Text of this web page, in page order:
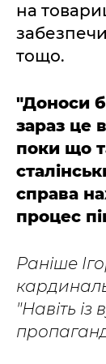
на
тощо.
"Доноси
зараз це
поки що
справа
процес
Раніше
"Навіть із